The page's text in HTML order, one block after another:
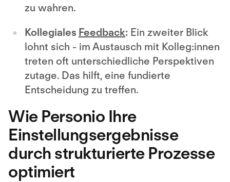
zu wahren.
Kollegiales Feedback: Ein zweiter Blick
lohnt sich - im Austausch mit Kolleg:innen
treten oft unterschiedliche Perspektiven
zutage. Das hilft, eine fundierte
Entscheidung zu treffen.
Wie Personio Ihre
Einstellungsergebnisse
durch strukturierte Prozesse
optimiert